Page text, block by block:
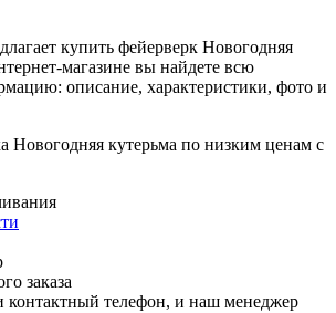
купить фейерверк Новогодняя
магазине вы найдете всю
описание, характеристики, фото и
Новогодняя кутерьма по низким ценам с
заказа
контактный телефон, и наш менеджер